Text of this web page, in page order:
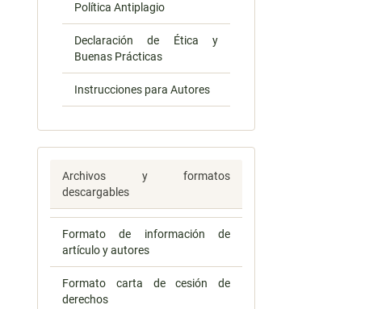
Política Antiplagio
Declaración de Ética y
Buenas Prácticas
Instrucciones para Autores
Archivos y formatos
descargables
Formato de información de
artículo y autores
Formato carta de cesión de
derechos